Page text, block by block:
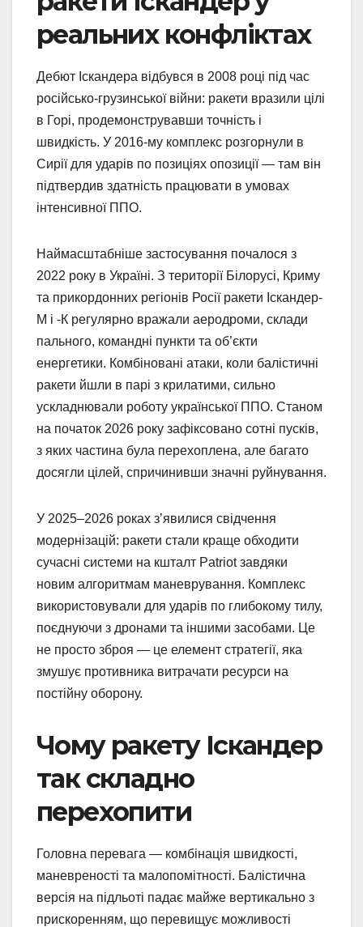
реальних конфліктах
Дебют Іскандера відбувся в 2008 році під час
російсько-грузинської війни: ракети вразили цілі
в Горі, продемонструвавши точність і
швидкість. У 2016-му комплекс розгорнули в
Сирії для ударів по позиціях опозиції — там він
підтвердив здатність працювати в умовах
інтенсивної ППО.
Наймасштабніше застосування почалося з
2022 року в Україні. З території Білорусі, Криму
та прикордонних регіонів Росії ракети Іскандер-
М і -К регулярно вражали аеродроми, склади
пального, командні пункти та об’єкти
енергетики. Комбіновані атаки, коли балістичні
ракети йшли в парі з крилатими, сильно
ускладнювали роботу української ППО. Станом
на початок 2026 року зафіксовано сотні пусків,
з яких частина була перехоплена, але багато
досягли цілей, спричинивши значні руйнування.
У 2025–2026 роках з’явилися свідчення
модернізацій: ракети стали краще обходити
сучасні системи на кшталт Patriot завдяки
новим алгоритмам маневрування. Комплекс
використовували для ударів по глибокому тилу,
поєднуючи з дронами та іншими засобами. Це
не просто зброя — це елемент стратегії, яка
змушує противника витрачати ресурси на
постійну оборону.
Чому ракету Іскандер
так складно
перехопити
Головна перевага — комбінація швидкості,
маневреності та малопомітності. Балістична
версія на підльоті падає майже вертикально з
прискоренням, що перевищує можливості